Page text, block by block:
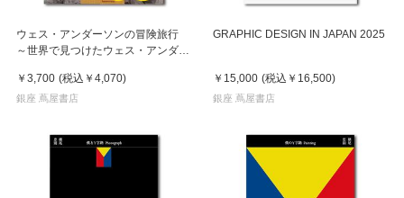
ウェス・アンダーソンの冒険旅行
～世界で見つけたウェス・アンダー
￥3,700 (税込 ￥4,070)
銀座 蔦屋書店
GRAPHIC DESIGN IN JAPAN 2025
￥15,000 (税込 ￥16,500)
銀座 蔦屋書店